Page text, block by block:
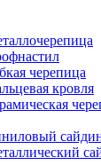
черепица
кровля